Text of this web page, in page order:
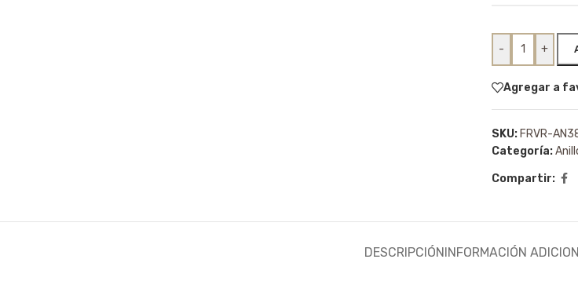
- +
Agregar a
SKU: FRVR-
Categoría:
Compartir:
DESCRIPCIÓNINFORMACIÓN